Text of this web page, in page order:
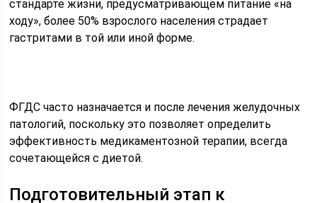
стандарте жизни, предусматривающем питание «на
ходу», более 50% взрослого населения страдает
гастритами в той или иной форме.
ФГДС часто назначается и после лечения желудочных
патологий, поскольку это позволяет определить
эффективность медикаментозной терапии, всегда
сочетающейся с диетой.
Подготовительный этап к